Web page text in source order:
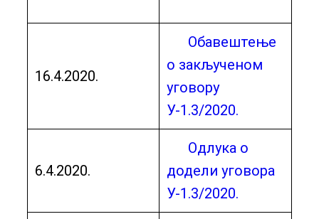
16.4.2020.
Обавештење
о закљученом
уговору
У-1.3/2020.
6.4.2020.
Oдлука о
додели уговора
У-1.3/2020.